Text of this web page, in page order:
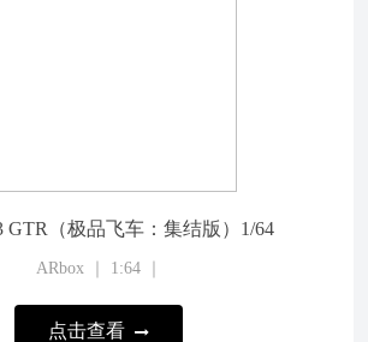
GTR（极品飞车：集结版）1/64
ARbox ｜ 1:64 ｜
点击查看